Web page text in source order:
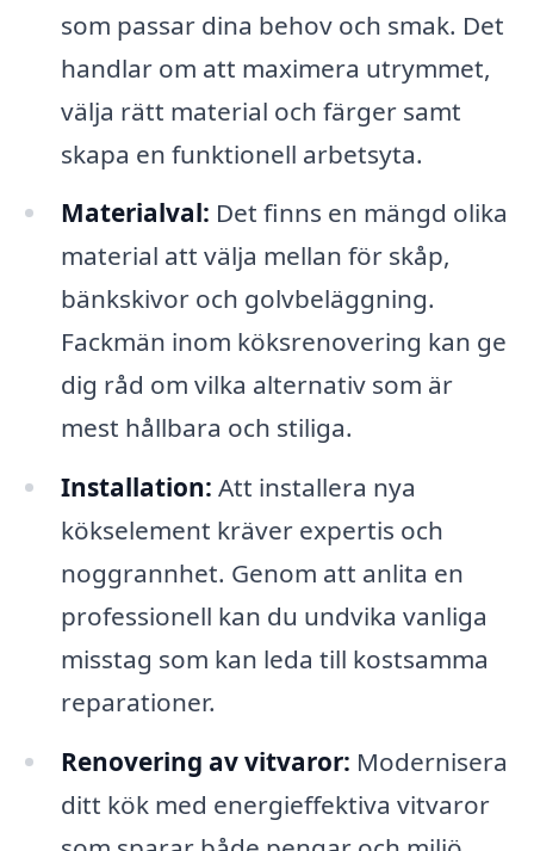
som passar dina behov och smak. Det
handlar om att maximera utrymmet,
välja rätt material och färger samt
skapa en funktionell arbetsyta.
Materialval: Det finns en mängd olika
material att välja mellan för skåp,
bänkskivor och golvbeläggning.
Fackmän inom köksrenovering kan ge
dig råd om vilka alternativ som är
mest hållbara och stiliga.
Installation: Att installera nya
kökselement kräver expertis och
noggrannhet. Genom att anlita en
professionell kan du undvika vanliga
misstag som kan leda till kostsamma
reparationer.
Renovering av vitvaror: Modernisera
ditt kök med energieffektiva vitvaror